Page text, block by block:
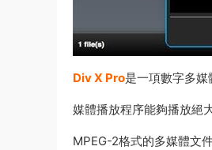
Div X Pro是一項數字多
媒體播放程序能夠播放絕
MPEG-2格式的多媒體文